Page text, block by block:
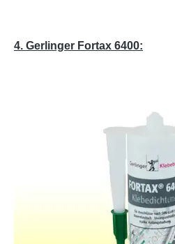
4. Gerlinger Fortax 6400: